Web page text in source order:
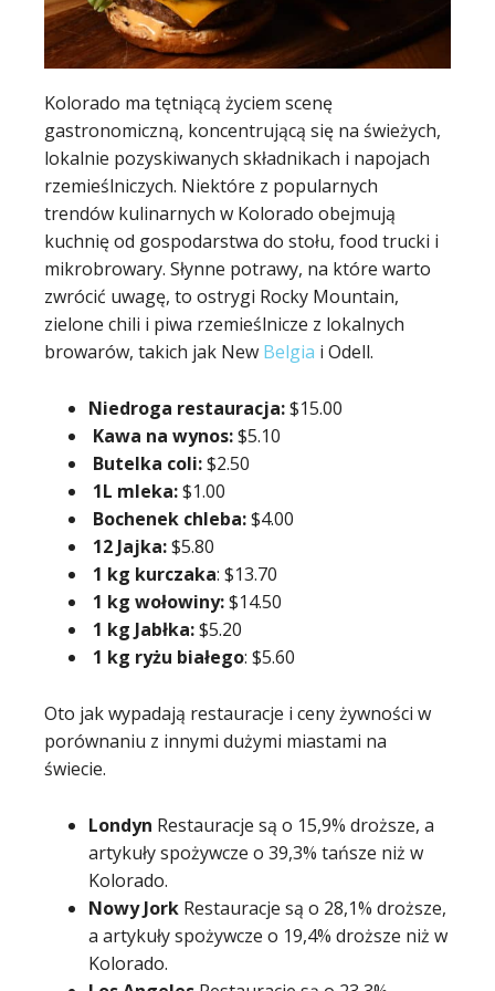
Kolorado ma tętniącą życiem scenę
gastronomiczną, koncentrującą się na świeżych,
lokalnie pozyskiwanych składnikach i napojach
rzemieślniczych. Niektóre z popularnych
trendów kulinarnych w Kolorado obejmują
kuchnię od gospodarstwa do stołu, food trucki i
mikrobrowary. Słynne potrawy, na które warto
zwrócić uwagę, to ostrygi Rocky Mountain,
zielone chili i piwa rzemieślnicze z lokalnych
browarów, takich jak New Belgia i Odell.
Niedroga restauracja:$15.00
Kawa na wynos:$5.10
Butelka coli:$2.50
1L mleka:$1.00
Bochenek chleba:$4.00
12 Jajka:$5.80
1 kg kurczaka: $13.70
1 kg wołowiny:$14.50
1 kg Jabłka:$5.20
1 kg ryżu białego: $5.60
Oto jak wypadają restauracje i ceny żywności w
porównaniu z innymi dużymi miastami na
świecie.
Londyn Restauracje są o 15,9% droższe, a
artykuły spożywcze o 39,3% tańsze niż w
Kolorado.
Nowy Jork Restauracje są o 28,1% droższe,
a artykuły spożywcze o 19,4% droższe niż w
Kolorado.